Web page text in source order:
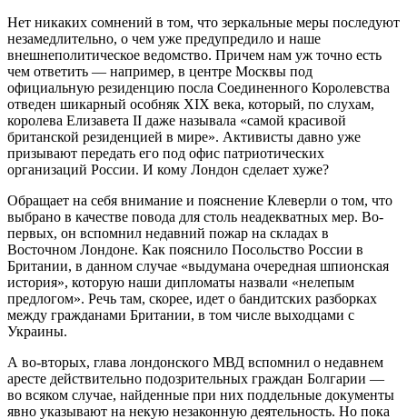
Нет никаких сомнений в том, что зеркальные меры последуют
незамедлительно, о чем уже предупредило и наше
внешнеполитическое ведомство. Причем нам уж точно есть
чем ответить — например, в центре Москвы под
официальную резиденцию посла Соединенного Королевства
отведен шикарный особняк XIX века, который, по слухам,
королева Елизавета II даже называла «самой красивой
британской резиденцией в мире». Активисты давно уже
призывают передать его под офис патриотических
организаций России. И кому Лондон сделает хуже?
Обращает на себя внимание и пояснение Клеверли о том, что
выбрано в качестве повода для столь неадекватных мер. Во-
первых, он вспомнил недавний пожар на складах в
Восточном Лондоне. Как пояснило Посольство России в
Британии, в данном случае «выдумана очередная шпионская
история», которую наши дипломаты назвали «нелепым
предлогом». Речь там, скорее, идет о бандитских разборках
между гражданами Британии, в том числе выходцами с
Украины.
А во-вторых, глава лондонского МВД вспомнил о недавнем
аресте действительно подозрительных граждан Болгарии —
во всяком случае, найденные при них поддельные документы
явно указывают на некую незаконную деятельность. Но пока